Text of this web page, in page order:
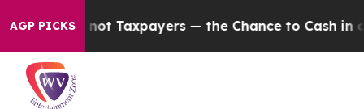
AGP PICKS— not Taxpayers — the Chance to Cash in on